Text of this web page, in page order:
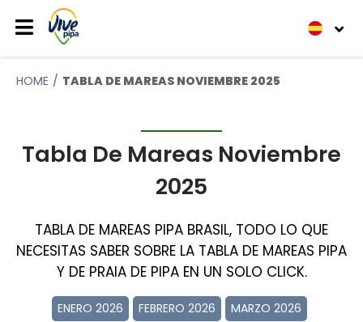
HOME TABLA DE MAREAS NOVIEMBRE 2025
Tabla De Mareas Noviembre
2025
TABLA DE MAREAS PIPA BRASIL, TODO LO QUE
NECESITAS SABER SOBRE LA TABLA DE MAREAS PIPA
Y DE PRAIA DE PIPA EN UN SOLO CLICK.
ENERO 2026 FEBRERO 2026
MARZO 2026